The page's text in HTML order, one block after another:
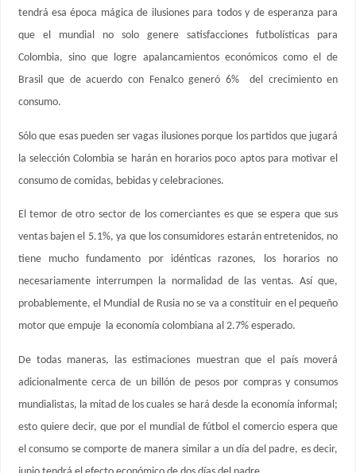
tendrá esa época mágica de ilusiones para todos y de esperanza para
que el mundial no solo genere satisfacciones futbolísticas para
Colombia, sino que logre apalancamientos económicos como el de
Brasil que de acuerdo con Fenalco generó 6% del crecimiento en
consumo.
Sólo que esas pueden ser vagas ilusiones porque los partidos que jugará
la selección Colombia se harán en horarios poco aptos para motivar el
consumo de comidas, bebidas y celebraciones.
El temor de otro sector de los comerciantes es que se espera que sus
ventas bajen el 5.1%, ya que los consumidores estarán entretenidos, no
tiene mucho fundamento por idénticas razones, los horarios no
necesariamente interrumpen la normalidad de las ventas. Así que,
probablemente, el Mundial de Rusia no se va a constituir en el pequeño
motor que empuje la economía colombiana al 2.7% esperado.
De todas maneras, las estimaciones muestran que el país moverá
adicionalmente cerca de un billón de pesos por compras y consumos
mundialistas, la mitad de los cuales se hará desde la economía informal;
esto quiere decir, que por el mundial de fútbol el comercio espera que
el consumo se comporte de manera similar a un día del padre, es decir,